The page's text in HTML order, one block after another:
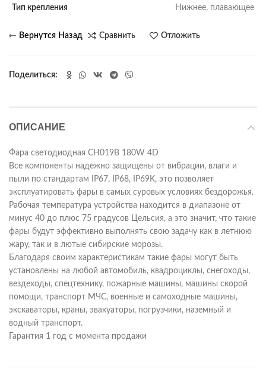
Тип крепления Нижнее, плавающее
Сравнить Отложить
Поделиться
ОПИСАНИЕ
Фара светодиодная CH019B 180W 4D
Все компоненты надежно защищены от вибрации, влаги и
пыли по стандартам IP67, IP68, IP69K, это позволяет
эксплуатировать фары в самых суровых условиях бездорожья.
Рабочая температура устройства находится в диапазоне от
минус 40 до плюс 75 градусов Цельсия, а это значит, что такие
фары будут эффективно выполнять свою задачу как в летнюю
жару, так и в лютые сибирские морозы.
Благодаря своим характеристикам такие фары могут быть
установлены на любой автомобиль, квадроциклы, снегоходы,
вездеходы, спецтехнику, пожарные машины, машины скорой
помощи, транспорт МЧС, военные и самоходные машины,
экскаваторы, краны, эвакуаторы, погрузчики, наземный и
водный транспорт.
Гарантия 1 год с момента продажи